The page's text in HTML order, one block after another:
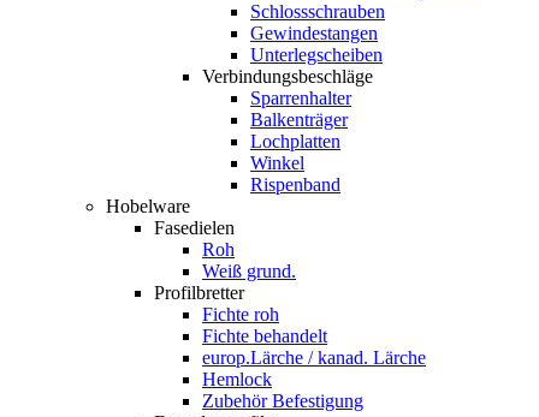
Schlossschrauben
Gewindestangen
Unterlegscheiben
Verbindungsbeschläge
Sparrenhalter
Balkenträger
Lochplatten
Winkel
Rispenband
Hobelware
Fasedielen
Roh
Weiß grund.
Profilbretter
Fichte roh
Fichte behandelt
europ.Lärche / kanad. Lärche
Hemlock
Zubehör Befestigung